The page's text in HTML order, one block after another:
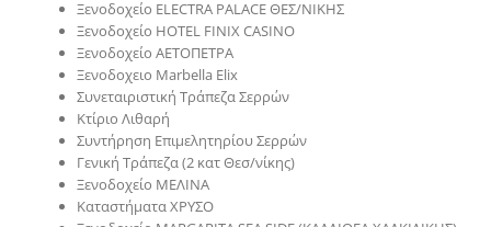
Ξενοδοχείο ELECTRA PALACE ΘΕΣ/ΝΙΚΗΣ
Ξενοδοχείο HOTEL FINIX CASINO
Ξενοδοχείο ΑΕΤΟΠΕΤΡΑ
Ξενοδοχειο Marbella Elix
Συνεταιριστική Τράπεζα Σερρών
Κτίριο Λιθαρή
Συντήρηση Επιμελητηρίου Σερρών
Γενική Τράπεζα (2 κατ Θεσ/νίκης)
Ξενοδοχείο ΜΕΛΙΝΑ
Καταστήματα ΧΡΥΣΟ